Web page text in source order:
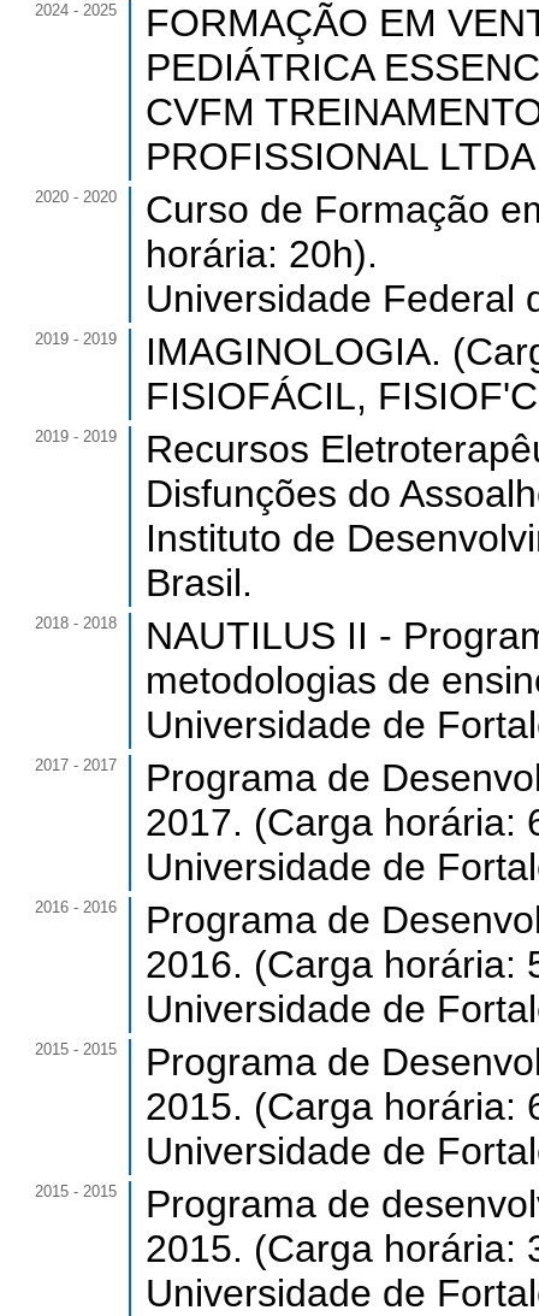
2024 - 2025
FORMAÇÃO EM
PEDIÁTRICA
CVFM
PROFISSIONAL
2020 - 2020
Curso de Formação
horária: 20h).
Universidade Federal
2019 - 2019
IMAGINOLOGIA.
FISIOFÁCIL,
2019 - 2019
Recursos
Disfunções do
Instituto de
Brasil.
2018 - 2018
NAUTILUS II -
metodologias de
Universidade de
2017 - 2017
Programa de
2017. (Carga horária:
Universidade de
2016 - 2016
Programa de
2016. (Carga horária:
Universidade de
2015 - 2015
Programa de
2015. (Carga horária:
Universidade de
2015 - 2015
Programa de
2015. (Carga horária:
Universidade de